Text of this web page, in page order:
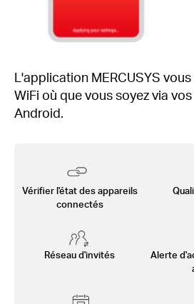
L'application MERCUSYS
WiFi où que vous soyez via
Android.
Vérifier l'état des appareils
connectés
Réseau d'invités
Alerte